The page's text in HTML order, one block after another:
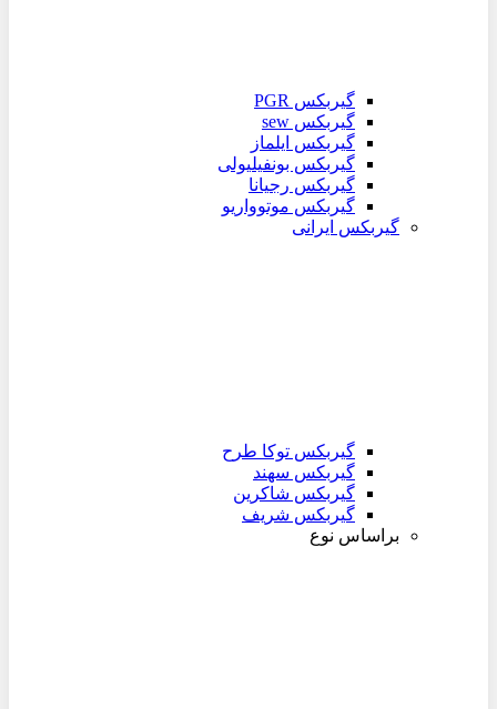
گیربکس PGR
گیربکس sew
گیربکس ایلماز
گیربکس بونفیلیولی
گیربکس رجیانا
گیربکس موتوواریو
گیربکس ایرانی
گیربکس توکا طرح
گیربکس سهند
گیربکس شاکرین
گیربکس شریف
براساس نوع